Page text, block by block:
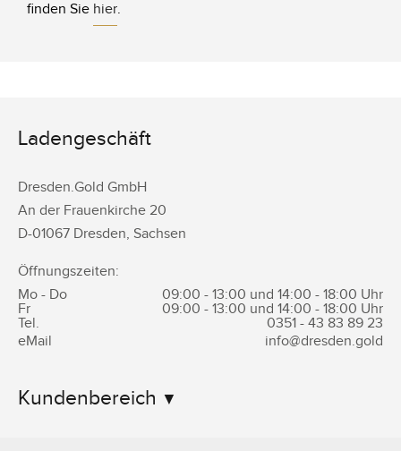
finden Sie hier.
Ladengeschäft
Dresden.Gold GmbH
An der Frauenkirche 20
D-01067 Dresden, Sachsen
Öffnungszeiten:
Mo - Do
09:00 - 13:00 und 14:00 - 18:00 Uhr
Fr
09:00 - 13:00 und 14:00 - 18:00 Uhr
Tel.
0351 - 43 83 89 23
eMail
info@dresden.gold
Kundenbereich